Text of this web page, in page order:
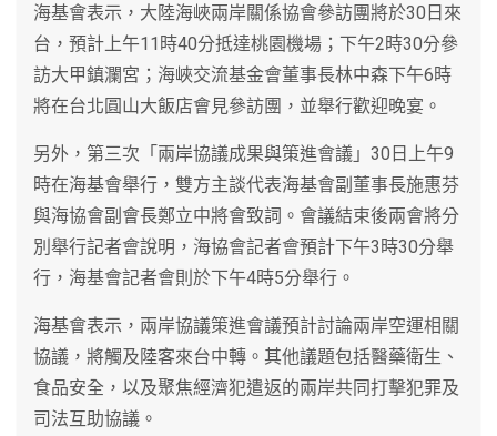
海基會表示，大陸海峽兩岸關係協會參訪團將於30日來
台，預計上午11時40分抵達桃園機場；下午2時30分參
訪大甲鎮瀾宮；海峽交流基金會董事長林中森下午6時
將在台北圓山大飯店會見參訪團，並舉行歡迎晚宴。
另外，第三次「兩岸協議成果與策進會議」30日上午9
時在海基會舉行，雙方主談代表海基會副董事長施惠芬
與海協會副會長鄭立中將會致詞。會議結束後兩會將分
別舉行記者會說明，海協會記者會預計下午3時30分舉
行，海基會記者會則於下午4時5分舉行。
海基會表示，兩岸協議策進會議預計討論兩岸空運相關
協議，將觸及陸客來台中轉。其他議題包括醫藥衛生、
食品安全，以及聚焦經濟犯遣返的兩岸共同打擊犯罪及
司法互助協議。